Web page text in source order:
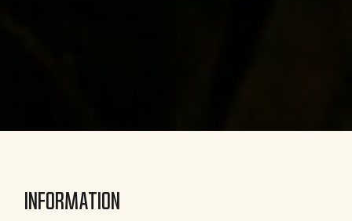
Information